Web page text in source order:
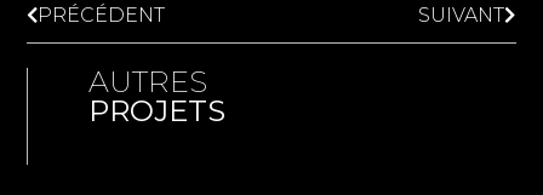
PRÉCÉDENT SUIVANT
AUTRES
PROJETS